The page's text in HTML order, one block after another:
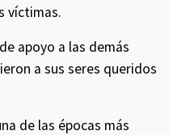
víctimas.
apoyo a las demás
a sus seres queridos
de las épocas más